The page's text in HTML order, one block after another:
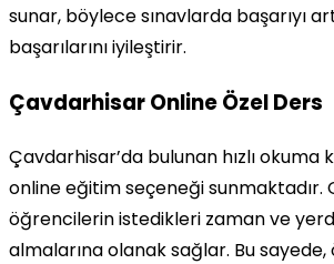
sunar, böylece sınavlarda başarıyı
başarılarını iyileştirir.
Çavdarhisar Online Özel Ders
Çavdarhisar’da bulunan hızlı okuma
online eğitim seçeneği sunmaktadır.
öğrencilerin istedikleri zaman ve
almalarına olanak sağlar. Bu